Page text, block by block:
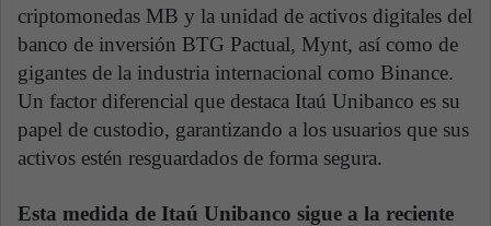
criptomonedas MB y la unidad de activos digitales del
banco de inversión BTG Pactual, Mynt, así como de
gigantes de la industria internacional como Binance.
Un factor diferencial que destaca Itaú Unibanco es su
papel de custodio, garantizando a los usuarios que sus
activos estén resguardados de forma segura.
Esta medida de Itaú Unibanco sigue a la reciente